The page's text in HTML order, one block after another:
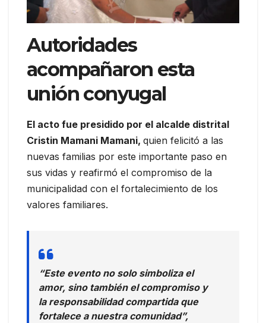
Autoridades
acompañaron esta
unión conyugal
El acto fue presidido por el alcalde distrital
Cristin Mamani Mamani, quien felicitó a las
nuevas familias por este importante paso en
sus vidas y reafirmó el compromiso de la
municipalidad con el fortalecimiento de los
valores familiares.
“Este evento no solo simboliza el
amor, sino también el compromiso y
la responsabilidad compartida que
fortalece a nuestra comunidad”,